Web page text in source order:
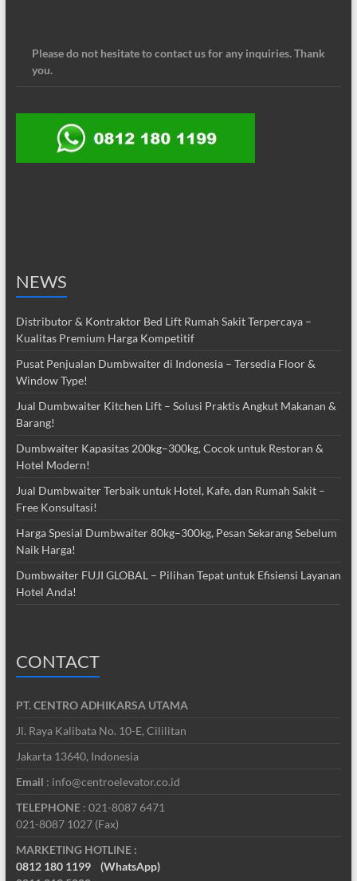
Please do not hesitate to contact us for any inquiries. Thank
you.
NEWS
Distributor & Kontraktor Bed Lift Rumah Sakit Terpercaya –
Kualitas Premium Harga Kompetitif
Pusat Penjualan Dumbwaiter di Indonesia – Tersedia Floor &
Window Type!
Jual Dumbwaiter Kitchen Lift – Solusi Praktis Angkut Makanan &
Barang!
Dumbwaiter Kapasitas 200kg–300kg, Cocok untuk Restoran &
Hotel Modern!
Jual Dumbwaiter Terbaik untuk Hotel, Kafe, dan Rumah Sakit –
Free Konsultasi!
Harga Spesial Dumbwaiter 80kg–300kg, Pesan Sekarang Sebelum
Naik Harga!
Dumbwaiter FUJI GLOBAL – Pilihan Tepat untuk Efisiensi Layanan
Hotel Anda!
CONTACT
PT. CENTRO ADHIKARSA UTAMA
Jl. Raya Kalibata No. 10-E, Cililitan
Jakarta 13640, Indonesia
Email : info@centroelevator.co.id
TELEPHONE: 021-8087 6471
021-8087 1027 (Fax)
MARKETING HOTLINE :
0812 180 1199
(WhatsApp)